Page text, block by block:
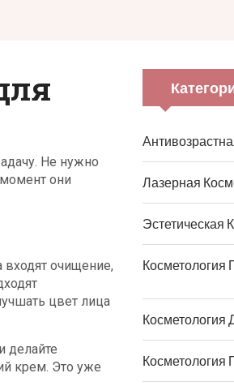
Не нужно
они
очищение,
цвет лица
делайте
крем. Это уже
Лазерная
Эстетическая
Косметология
Косметология
Косметология